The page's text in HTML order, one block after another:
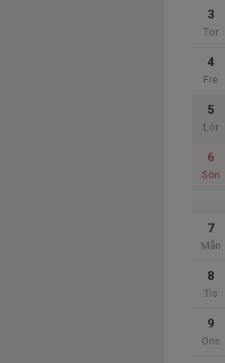
3
Tor
4
Fre
5
Lör
6
Sön
7
Mån
8
Tis
9
Ons